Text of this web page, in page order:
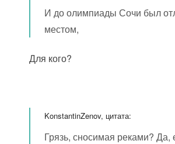
И до олимпиады Сочи был
местом,
Для кого?
KonstantinZenov, цитата:
Грязь, сносимая реками? Да,